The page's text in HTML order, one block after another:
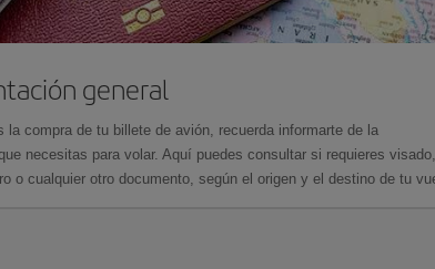
general
la compra de tu billete de avión, recuerda informarte de la
necesitas para volar. Aquí puedes consultar si requieres visado,
o cualquier otro documento, según el origen y el destino de tu